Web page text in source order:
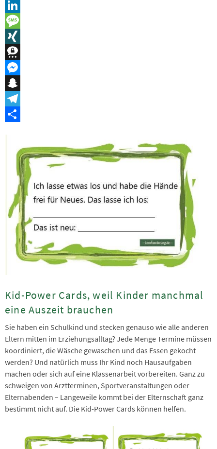
Reddit
LinkedIn
Message
XING
Threema
Messenger
Snapchat
Telegram
Kid-Power Cards, weil Kinder manchmal
eine Auszeit brauchen
Sie haben ein Schulkind und stecken genauso wie alle anderen
Eltern mitten im Erziehungsalltag? Jede Menge Termine müssen
koordiniert, die Wäsche gewaschen und das Essen gekocht
werden? Und natürlich muss Ihr Kind noch Hausaufgaben
machen oder sich auf eine Klassenarbeit vorbereiten. Ganz zu
schweigen von Arztterminen, Sportveranstaltungen oder
Elternabenden – Langeweile kommt bei der Elternschaft ganz
bestimmt nicht auf. Die Kid-Power Cards können helfen.